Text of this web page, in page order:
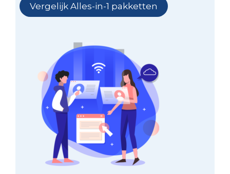
Vergelijk Alles-in-1 pakketten